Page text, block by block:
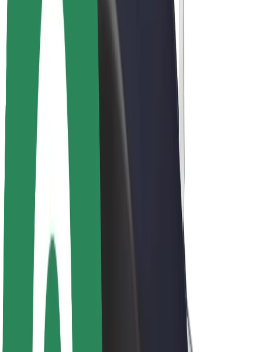
Franquicias
Empresa
Trabajá con nosotros
Acerca de Bolt
Sostenibilidad en Bolt
Project Zero
Blog
Sala de prensa
Directrices de la marca
Relación con inversores
Liderazgo
Marca
Medios
Fondo Urbano
Seguridad
Seguridad para usuarios